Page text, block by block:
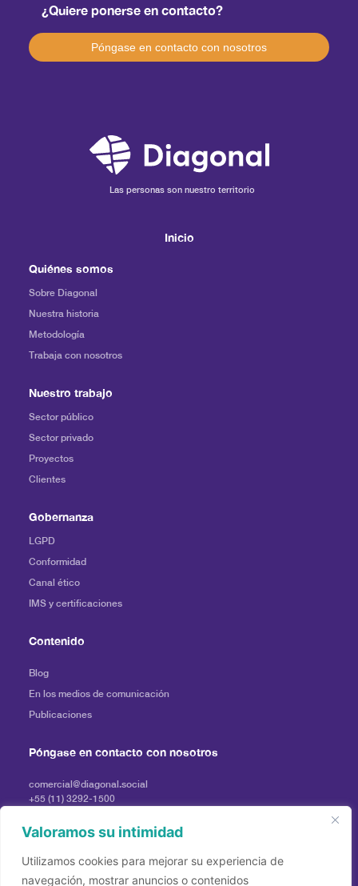
Valoramos su intimidad
Utilizamos cookies para mejorar su experiencia de
navegación, mostrar anuncios o contenidos
¿Quiere ponerse en contacto?
Póngase en contacto con nosotros
Las personas son nuestro territorio
Inicio
Quiénes somos
Sobre Diagonal
Nuestra historia
Metodología
Trabaja con nosotros
Nuestro trabajo
Sector público
Sector privado
Proyectos
Clientes
Gobernanza
LGPD
Conformidad
Canal ético
IMS y certificaciones
Contenido
Blog
En los medios de comunicación
Publicaciones
Póngase en contacto con nosotros
comercial@diagonal.social
+55 (11) 3292-1500
Pulse